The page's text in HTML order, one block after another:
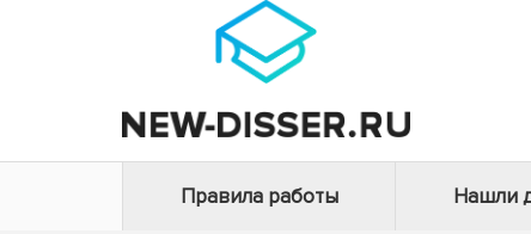
Правила работы Нашли